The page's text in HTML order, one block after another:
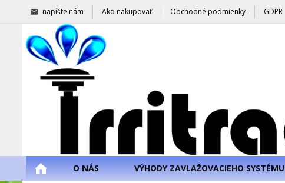
napíšte nám Ako nakupovať Obchodné podmienky GDPR
O NÁS VÝHODY ZAVLAŽOVACIEHO SYSTÉMU